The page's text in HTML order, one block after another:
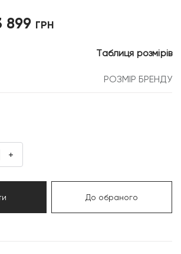
899 ГРН
РОЗМІР БРЕНДУ
Таблиця розмірів
+
До обраного